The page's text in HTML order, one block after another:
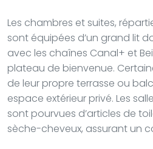
Les chambres et suites,
sont équipées d’un grand lit
avec les chaînes Canal+ et
plateau de bienvenue.
de leur propre terrasse ou
espace extérieur privé. Les
sont pourvues d’articles de
sèche-cheveux, assurant un